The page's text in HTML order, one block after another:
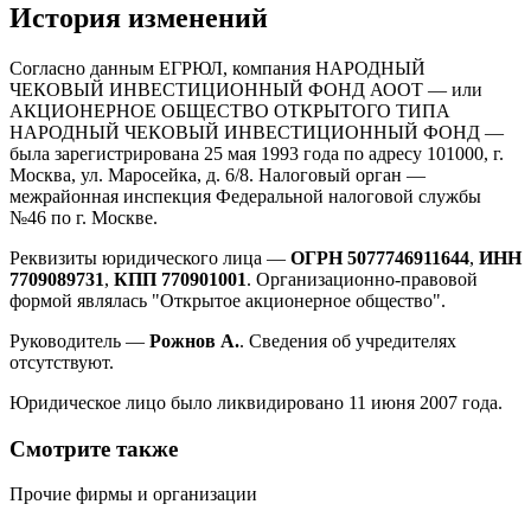
История изменений
Согласно данным ЕГРЮЛ, компания НАРОДНЫЙ
ЧЕКОВЫЙ ИНВЕСТИЦИОННЫЙ ФОНД АООТ — или
АКЦИОНЕРНОЕ ОБЩЕСТВО ОТКРЫТОГО ТИПА
НАРОДНЫЙ ЧЕКОВЫЙ ИНВЕСТИЦИОННЫЙ ФОНД —
была зарегистрирована 25 мая 1993 года по адресу 101000, г.
Москва, ул. Маросейка, д. 6/8. Налоговый орган —
межрайонная инспекция Федеральной налоговой службы
№46 по г. Москве.
Реквизиты юридического лица — ОГРН 5077746911644, ИНН
7709089731, КПП 770901001. Организационно-правовой
формой являлась "Открытое акционерное общество".
Руководитель — Рожнов А.. Сведения об учредителях
отсутствуют.
Юридическое лицо было ликвидировано 11 июня 2007 года.
Смотрите также
Прочие фирмы и организации